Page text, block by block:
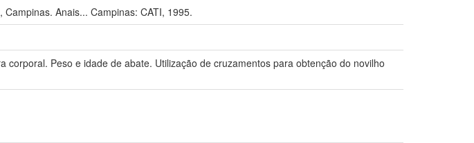
Campinas. Anais... Campinas: CATI, 1995.
Peso e idade de abate. Utilização de cruzamentos para obtenção do novilho